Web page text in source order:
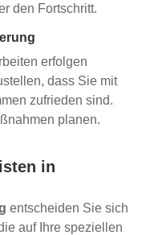
den Fortschritt.
erfolgen
dass Sie mit
zufrieden sind.
planen.
in
entscheiden Sie sich
auf Ihre speziellen